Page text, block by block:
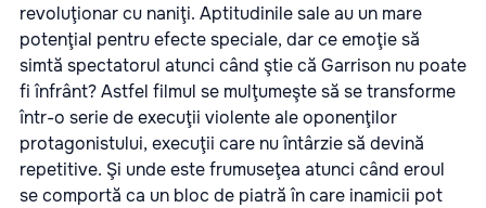
revoluţionar cu naniţi. Aptitudinile sale au un mare
potenţial pentru efecte speciale, dar ce emoţie să
simtă spectatorul atunci când ştie că Garrison nu poate
fi înfrânt? Astfel filmul se mulţumeşte să se transforme
într-o serie de execuţii violente ale oponenţilor
protagonistului, execuţii care nu întârzie să devină
repetitive. Şi unde este frumuseţea atunci când eroul
se comportă ca un bloc de piatră în care inamicii pot